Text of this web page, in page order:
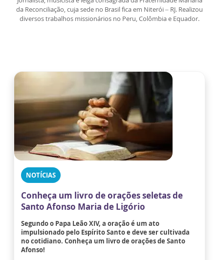
da Reconciliação, cuja sede no Brasil fica em Niterói – RJ. Realizou
diversos trabalhos missionários no Peru, Colômbia e Equador.
NOTÍCIAS
Conheça um livro de orações seletas de
Santo Afonso Maria de Ligório
Segundo o Papa Leão XIV, a oração é um ato
impulsionado pelo Espírito Santo e deve ser cultivada
no cotidiano. Conheça um livro de orações de Santo
Afonso!